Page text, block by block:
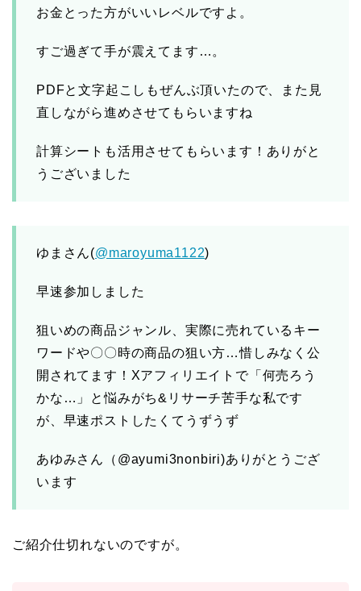
お金とった方がいいレベルですよ。
すご過ぎて手が震えてます…。
PDFと文字起こしもぜんぶ頂いたので、また見
直しながら進めさせてもらいますね
計算シートも活用させてもらいます！ありがと
うございました
ゆまさん(@maroyuma1122)
早速参加しました
狙いめの商品ジャンル、実際に売れているキー
ワードや〇〇時の商品の狙い方…惜しみなく公
開されてます！Xアフィリエイトで「何売ろう
かな…」と悩みがち&リサーチ苦手な私です
が、早速ポストしたくてうずうず
あゆみさん（@ayumi3nonbiri)ありがとうござ
います
ご紹介仕切れないのですが。